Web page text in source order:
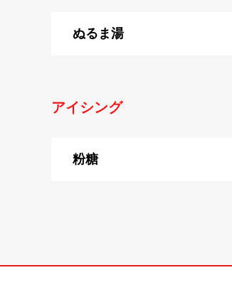
ぬるま湯
アイシング
粉糖